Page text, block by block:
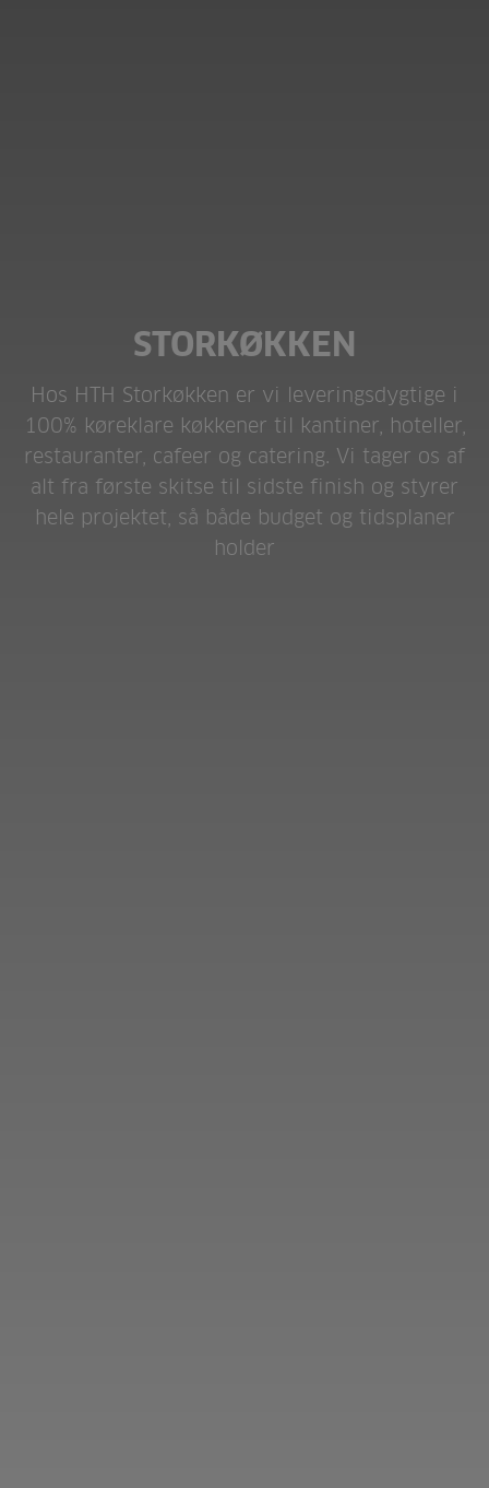
STORKØKKEN
Hos HTH Storkøkken er vi leveringsdygtige i
100% køreklare køkkener til kantiner, hoteller,
restauranter, cafeer og catering. Vi tager os af
alt fra første skitse til sidste finish og styrer
hele projektet, så både budget og tidsplaner
holder